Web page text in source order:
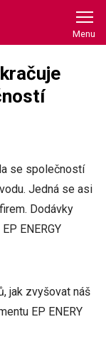
se společností
Jedná se asi
Dodávky
ENERGY
jak zvyšovat náš
EP ENERY